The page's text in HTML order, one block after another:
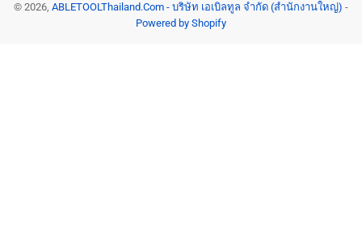
© 2026, ABLETOOLThailand.Com - บริษัท เอเบิลทูล จำกัด (สำนักงานใหญ่) -
Powered by Shopify